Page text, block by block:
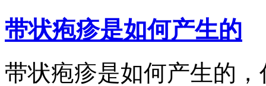
带状疱疹是如何产生的
带状疱疹是如何产生的